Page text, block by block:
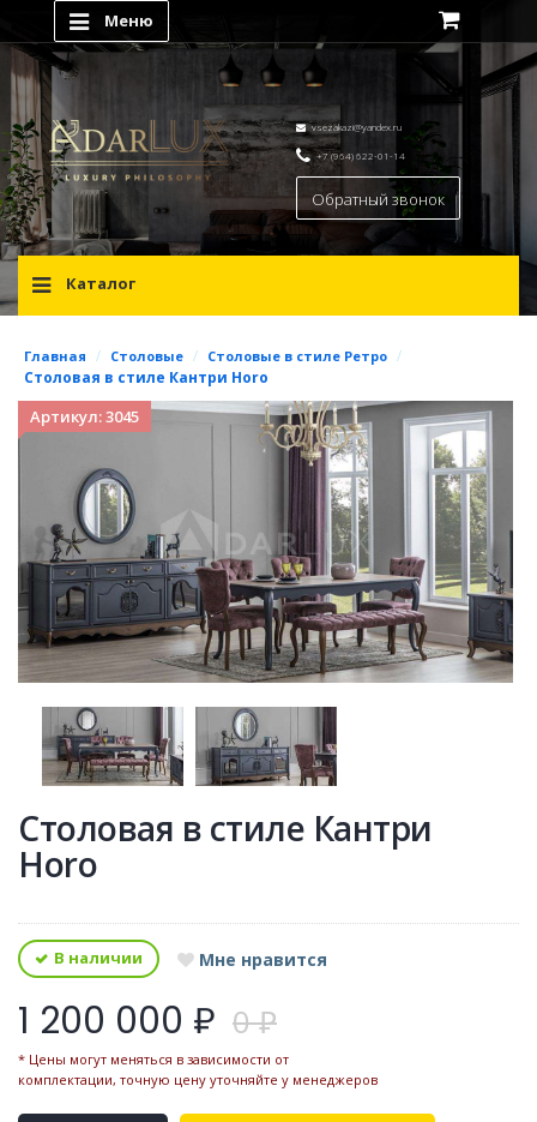
Меню
vsezakazi@yandex.ru
+7 (964) 622-01-14
Обратный звонок
Каталог
Главная / Столовые / Столовые в стиле Ретро /
Столовая в стиле Кантри Horo
Артикул: 3045
Столовая в стиле Кантри
Horo
В наличии Мне нравится
1 200 000 ₽ 0 ₽
* Цены могут меняться в зависимости от
комплектации, точную цену уточняйте у менеджеров